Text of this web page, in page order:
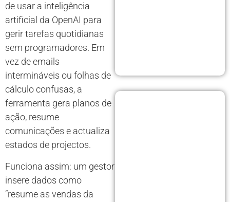
de usar a inteligência
artificial da OpenAI para
gerir tarefas quotidianas
sem programadores. Em
vez de emails
intermináveis ou folhas de
cálculo confusas, a
ferramenta gera planos de
ação, resume
comunicações e actualiza
estados de projectos.
Funciona assim: um gestor
insere dados como
“resume as vendas da